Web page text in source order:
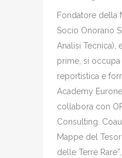
Fondatore della
Socio Onorario
Analisi Tecnica),
prime, si occupa
reportistica e
Academy
collabora con
Consulting.
Mappe del
delle Terre